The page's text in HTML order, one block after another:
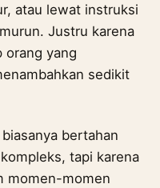
atau lewat instruksi
Justru karena
orang yang
sedikit
bertahan
tapi karena
momen-momen